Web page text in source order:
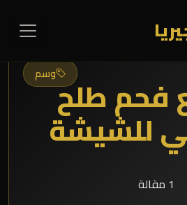
وسمفحم طلح
للشيشة
1 مقالة